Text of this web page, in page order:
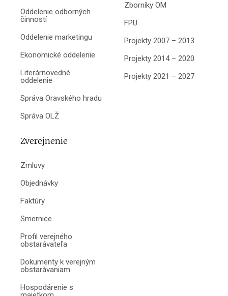
Oddelenie odborných
činností
Oddelenie marketingu
Ekonomické oddelenie
Literárnovedné
oddelenie
Správa Oravského hradu
Správa OLŽ
Zborníky OM
FPU
Projekty 2007 – 2013
Projekty 2014 – 2020
Projekty 2021 – 2027
Zverejnenie
Zmluvy
Objednávky
Faktúry
Smernice
Profil verejného
obstarávateľa
Dokumenty k verejným
obstarávaniam
Hospodárenie s